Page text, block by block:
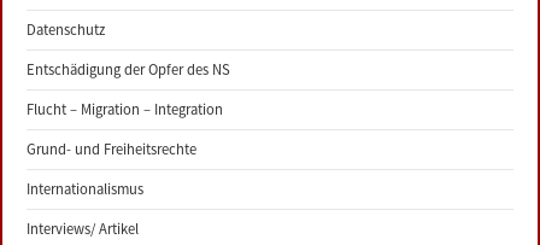
Datenschutz
Entschädigung der Opfer des NS
Flucht – Migration – Integration
Grund- und Freiheitsrechte
Internationalismus
Interviews/ Artikel